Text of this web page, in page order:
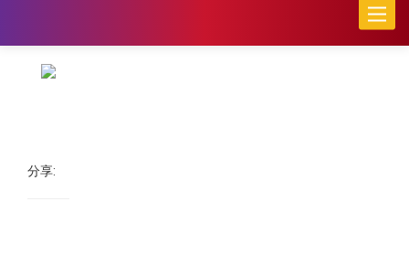
Toggle
分享: